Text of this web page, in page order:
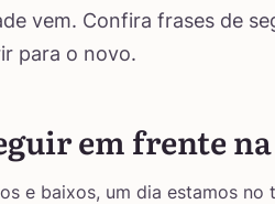
vem. Confira frases de
para o novo.
em frente
e baixos, um dia estamos